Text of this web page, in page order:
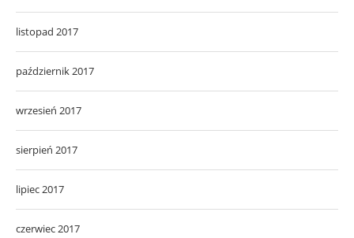
listopad 2017
październik 2017
wrzesień 2017
sierpień 2017
lipiec 2017
czerwiec 2017